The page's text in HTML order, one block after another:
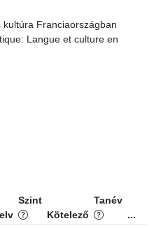
kultúra Franciaországban
Langue et culture en
Szint
Kötelező
Tanév
...